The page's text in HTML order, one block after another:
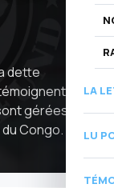
LA
LU
dette
à
gérées
Congo.